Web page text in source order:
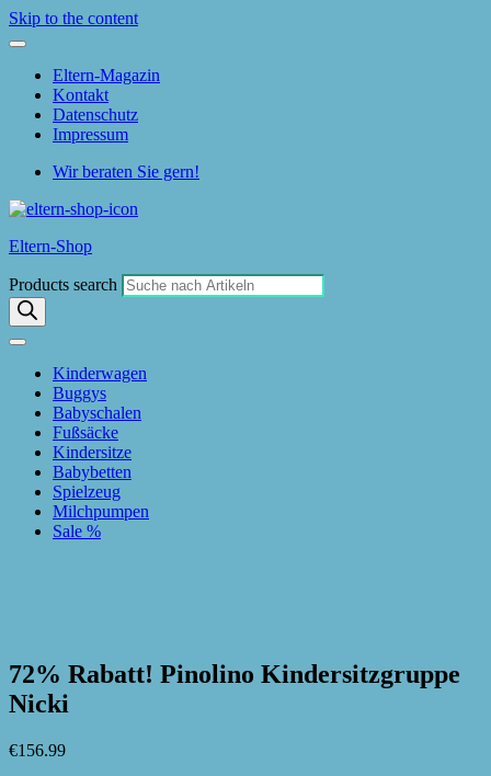
Skip to the content
Eltern-Magazin
Kontakt
Datenschutz
Impressum
Wir beraten Sie gern!
Eltern-Shop
Products search
Kinderwagen
Buggys
Babyschalen
Fußsäcke
Kindersitze
Babybetten
Spielzeug
Milchpumpen
Sale %
72% Rabatt! Pinolino Kindersitzgruppe
Nicki
€156.99